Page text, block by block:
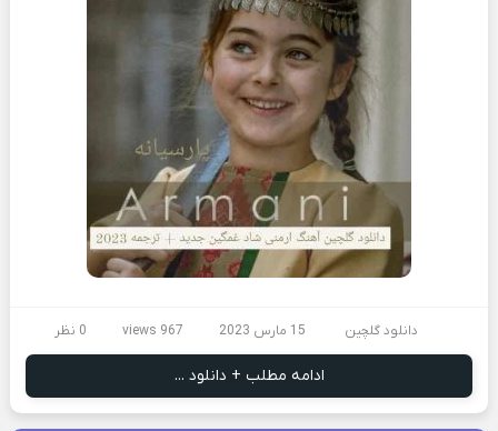
دانلود گلچین 15 مارس 2023 967 views 0 نظر
ادامه مطلب + دانلود ...